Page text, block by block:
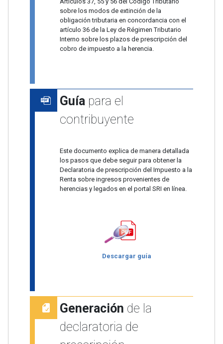
sobre los modos de extinción de la
obligación tributaria en concordancia con el
artículo 36 de la Ley de Régimen Tributario
Interno sobre los plazos de prescripción del
cobro de impuesto a la herencia.
Guíapara el
contribuyente
Este documento explica de manera detallada
los pasos que debe seguir para obtener la
Declaratoria de prescripción del Impuesto a la
Renta sobre ingresos provenientes de
herencias y legados en el portal SRI en línea.
Descargar guía
Generación de la
declaratoria de